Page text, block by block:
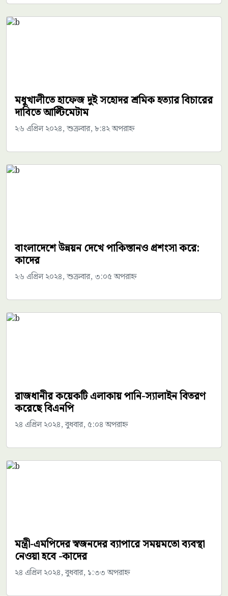
মধুখালীতে হাফেজ দুই সহোদর শ্রমিক হত্যার বিচারের
দাবিতে আল্টিমেটাম
২৬ এপ্রিল ২০২৪, শুক্রবার, ৮:৪২ অপরাহ্ন
বাংলাদেশে উন্নয়ন দেখে পাকিস্তানও প্রশংসা করে:
কাদের
২৬ এপ্রিল ২০২৪, শুক্রবার, ৩:০৫ অপরাহ্ন
রাজধানীর কয়েকটি এলাকায় পানি-স্যালাইন বিতরণ
করেছে বিএনপি
২৪ এপ্রিল ২০২৪, বুধবার, ৫:০৪ অপরাহ্ন
মন্ত্রী-এমপিদের স্বজনদের ব্যাপারে সময়মতো ব্যবস্থা
নেওয়া হবে -কাদের
২৪ এপ্রিল ২০২৪, বুধবার, ১:৩৩ অপরাহ্ন